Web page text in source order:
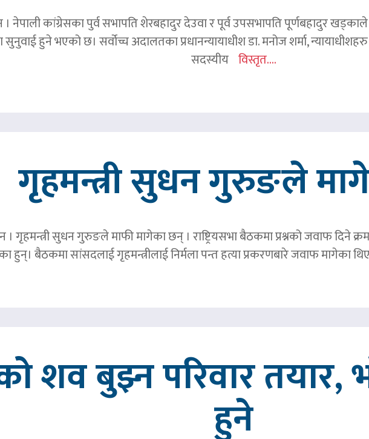
। नेपाली कांग्रेसका पुर्व सभापति शेरबहादुर देउवा र पूर्व उपसभापति पूर्णबहादुर
सुनुवाई हुने भएको छ। सर्वोच्च अदालतका प्रधानन्यायाधीश डा. मनोज शर्मा,
सदस्यीय विस्तृत....
गृहमन्त्री सुधन गुरुङले
। गृहमन्त्री सुधन गुरुङले माफी मागेका छन् । राष्ट्रियसभा बैठकमा प्रश्नको जवाफ दिने
हुन्। बैठकमा सांसदलाई गृहमन्त्रीलाई निर्मला पन्त हत्या प्रकरणबारे जवाफ मागेका
शव बुझ्न परिवार तयार,
हुने